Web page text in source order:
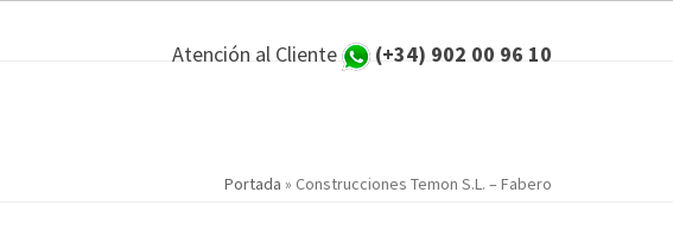
Atención al Cliente (+34) 902 00 96 10
Portada » Construcciones Temon S.L. – Fabero